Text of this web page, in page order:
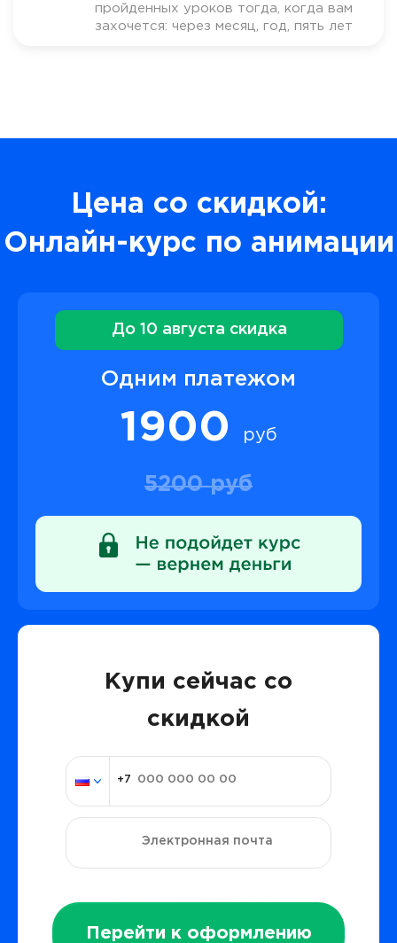
пройденных уроков тогда, когда вам
захочется: через месяц, год, пять лет
Цена со скидкой:
Онлайн-курс по анимации
До 10 августа скидка
Одним платежом
1900 руб
5200 руб
Купи сейчас со
скидкой
Перейти к оформлению